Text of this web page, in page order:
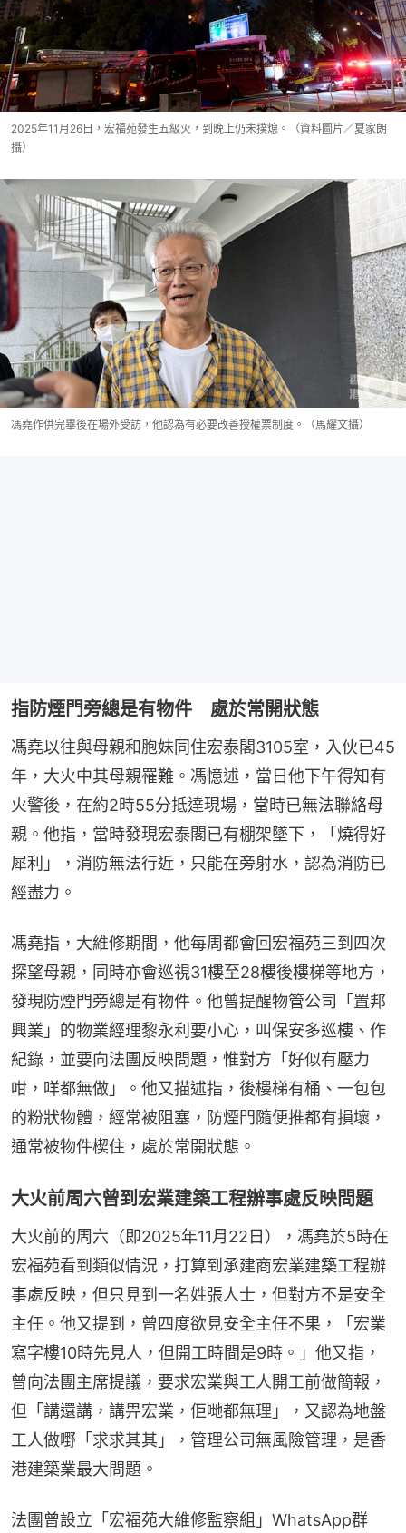
2025年11月26日，宏福苑發生五級火，到晚上仍未撲熄。（資料圖片／夏家朗
攝）
馮堯作供完畢後在場外受訪，他認為有必要改善授權票制度。（馬耀文攝）
指防煙門旁總是有物件 處於常開狀態
馮堯以往與母親和胞妹同住宏泰閣3105室，入伙已45
年，大火中其母親罹難。馮憶述，當日他下午得知有
火警後，在約2時55分抵達現場，當時已無法聯絡母
親。他指，當時發現宏泰閣已有棚架墜下，「燒得好
犀利」，消防無法行近，只能在旁射水，認為消防已
經盡力。
馮堯指，大維修期間，他每周都會回宏福苑三到四次
探望母親，同時亦會巡視31樓至28樓後樓梯等地方，
發現防煙門旁總是有物件。他曾提醒物管公司「置邦
興業」的物業經理黎永利要小心，叫保安多巡樓、作
紀錄，並要向法團反映問題，惟對方「好似有壓力
咁，咩都無做」。他又描述指，後樓梯有桶、一包包
的粉狀物體，經常被阻塞，防煙門隨便推都有損壞，
通常被物件楔住，處於常開狀態。
大火前周六曾到宏業建築工程辦事處反映問題
大火前的周六（即2025年11月22日），馮堯於5時在
宏福苑看到類似情況，打算到承建商宏業建築工程辦
事處反映，但只見到一名姓張人士，但對方不是安全
主任。他又提到，曾四度欲見安全主任不果，「宏業
寫字樓10時先見人，但開工時間是9時。」他又指，
曾向法團主席提議，要求宏業與工人開工前做簡報，
但「講還講，講畀宏業，佢哋都無理」，又認為地盤
工人做嘢「求求其其」，管理公司無風險管理，是香
港建築業最大問題。
法團曾設立「宏福苑大維修監察組」WhatsApp群